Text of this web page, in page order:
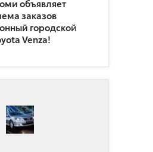
объявляет
заказов
городской
Venza!